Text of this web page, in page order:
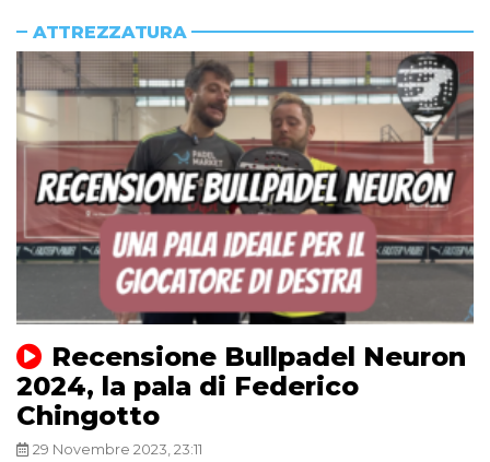
ATTREZZATURA
Recensione Bullpadel Neuron
2024, la pala di Federico
Chingotto
29 Novembre 2023, 23:11